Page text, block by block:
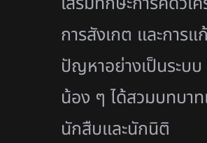
การสังเกต และการแ
ปัญหาอย่างเป็นระบบ
น้อง ๆ ได้สวมบทบาท
นักสืบและนักนิติ